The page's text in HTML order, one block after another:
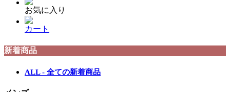
お気に入り
カート
新着商品
ALL - 全ての新着商品